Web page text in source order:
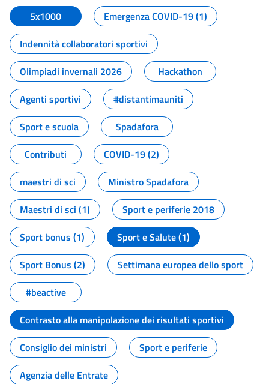
5x1000
Emergenza COVID-19 (1)
Indennità collaboratori sportivi
Olimpiadi invernali 2026
Hackathon
Agenti sportivi
#distantimauniti
Sport e scuola
Spadafora
Contributi
COVID-19 (2)
maestri di sci
Ministro Spadafora
Maestri di sci (1)
Sport e periferie 2018
Sport bonus (1)
Sport e Salute (1)
Sport Bonus (2)
Settimana europea dello sport
#beactive
Contrasto alla manipolazione dei risultati sportivi
Consiglio dei ministri
Sport e periferie
Agenzia delle Entrate